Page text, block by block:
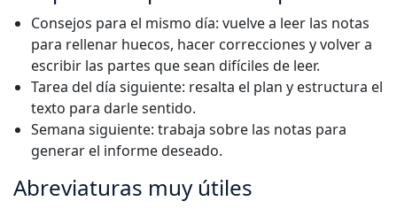
Consejos para el mismo día: vuelve a leer las notas
para rellenar huecos, hacer correcciones y volver a
escribir las partes que sean difíciles de leer.
Tarea del día siguiente: resalta el plan y estructura el
texto para darle sentido.
Semana siguiente: trabaja sobre las notas para
generar el informe deseado.
Abreviaturas muy útiles